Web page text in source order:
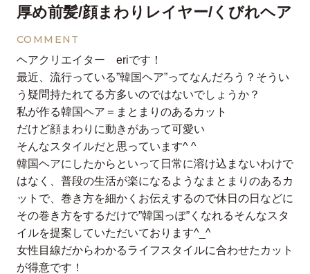
厚め前髪/顔まわりレイヤー/くびれヘア
COMMENT
ヘアクリエイター eriです！
最近、流行っている”韓国ヘア”ってなんだろう？そうい
う疑問持たれてる方多いのではないでしょうか？
私が作る韓国ヘア＝まとまりのあるカット
だけど顔まわりに動きがあって可愛い
そんなスタイルだと思っています^ ^
韓国ヘアにしたからといって日常に溶け込まないわけで
はなく、普段の生活が楽になるようなまとまりのあるカ
ットで、巻き方を細かくお伝えするので休日の日などに
その巻き方をするだけで”韓国っぽ”くなれるそんなスタ
イルを提案していただいております^_^
女性目線だからわかるライフスタイルに合わせたカット
が得意です！